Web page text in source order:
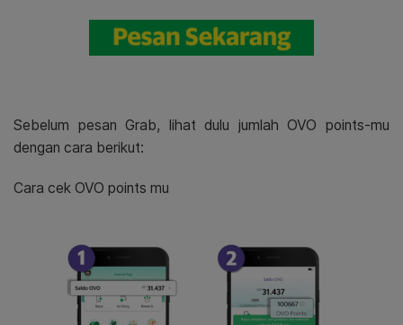
Sebelum pesan Grab, lihat dulu jumlah OVO points-mu
dengan cara berikut:
Cara cek OVO points mu